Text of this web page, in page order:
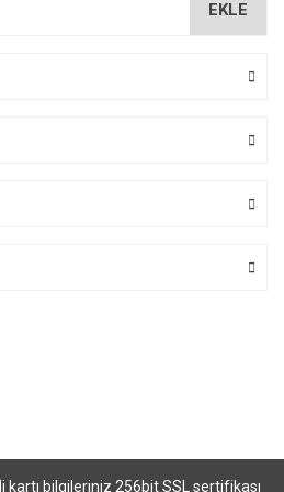
EKLE
kartı bilgileriniz 256bit SSL sertifikası